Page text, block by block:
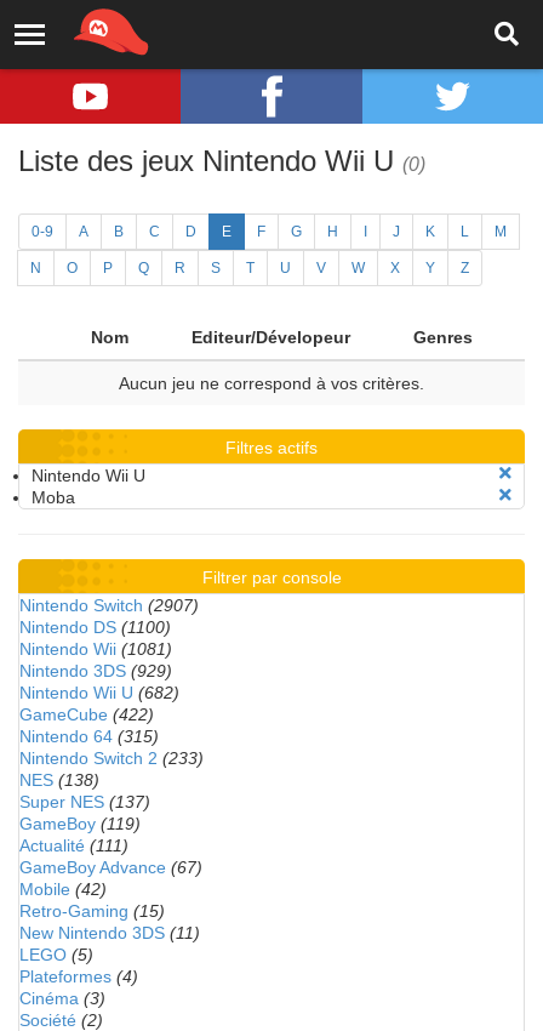
Liste des jeux Nintendo Wii U (0)
0-9 A B C D E F G H J K L M
N O P Q R S T U V W X Y Z
Nom Editeur/Dévelopeur Genres
Aucun jeu ne correspond à vos critères.
Filtres actifs
Nintendo Wii U
Moba
Filtrer par console
Nintendo Switch (2907)
Nintendo DS (1100)
Nintendo Wii (1081)
Nintendo 3DS (929)
Nintendo Wii U (682)
GameCube (422)
Nintendo 64 (315)
Nintendo Switch 2 (233)
NES (138)
Super NES (137)
GameBoy (119)
Actualité (111)
GameBoy Advance (67)
Mobile (42)
Retro-Gaming (15)
New Nintendo 3DS (11)
LEGO (5)
Plateformes (4)
Cinéma (3)
Société (2)